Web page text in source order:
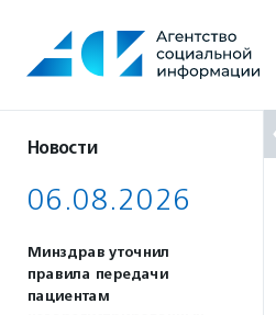
содержанию
Новости
06.08.2026
Минздрав уточнил
правила передачи
пациентам